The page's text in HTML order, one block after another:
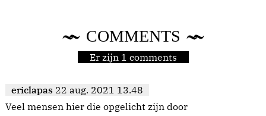
COMMENTS
Er zijn 1 comments
ericlapas 22 aug. 2021 13.48
Veel mensen hier die opgelicht zijn door